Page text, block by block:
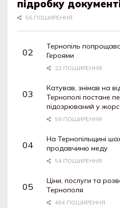
підробку
56 ПОШИРЕННЯ
Тернопіль
Героями
22 ПОШИРЕННЯ
Катував, знімав на
Тернополі постане
підозрюваний у
56 ПОШИРЕННЯ
На Тернопільщині
продавчиню меду
54 ПОШИРЕННЯ
Ціни, послуги та
Тернополя
494 ПОШИРЕННЯ